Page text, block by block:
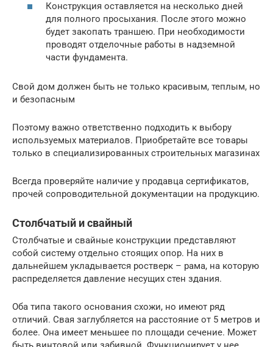
Конструкция оставляется на несколько дней
для полного просыхания. После этого можно
будет закопать траншею. При необходимости
проводят отделочные работы в надземной
части фундамента.
Свой дом должен быть не только красивым, теплым, но
и безопасным
Поэтому важно ответственно подходить к выбору
используемых материалов. Приобретайте все товары
только в специализированных строительных магазинах
Всегда проверяйте наличие у продавца сертификатов,
прочей сопроводительной документации на продукцию.
Столбчатый и свайный
Столбчатые и свайные конструкции представляют
собой систему отдельно стоящих опор. На них в
дальнейшем укладывается ростверк – рама, на которую
распределяется давление несущих стен здания.
Оба типа такого основания схожи, но имеют ряд
отличий. Свая заглубляется на расстояние от 5 метров и
более. Она имеет меньшее по площади сечение. Может